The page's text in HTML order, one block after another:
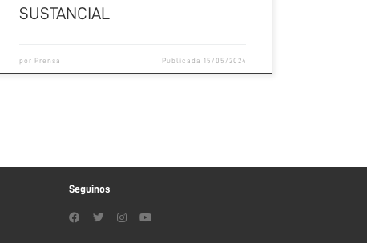
SUSTANCIAL
por Prensa Publicada 15/05/2024
Seguinos